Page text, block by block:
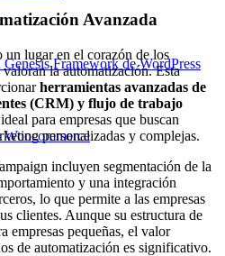
Framework de WordPress
Avanzada
un lugar en el corazón de los
la automatización. Esta
herramientas avanzadas de
(CRM) y flujo de trabajo
para empresas que buscan
personalizadas y complejas.
incluyen segmentación de la
y una integración
lo que permite a las empresas
clientes. Aunque su estructura de
empresas pequeñas, el valor
de automatización es significativo.